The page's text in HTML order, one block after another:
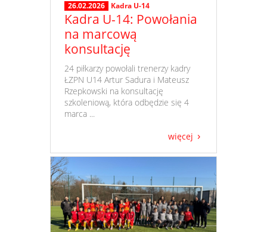
26.02.2026 Kadra U-14
Kadra U-14: Powołania
na marcową
konsultację
​ 24 piłkarzy powołali trenerzy kadry
ŁZPN U14 Artur Sadura i Mateusz
Rzepkowski na konsultację
szkoleniową, która odbędzie się 4
marca ...
więcej